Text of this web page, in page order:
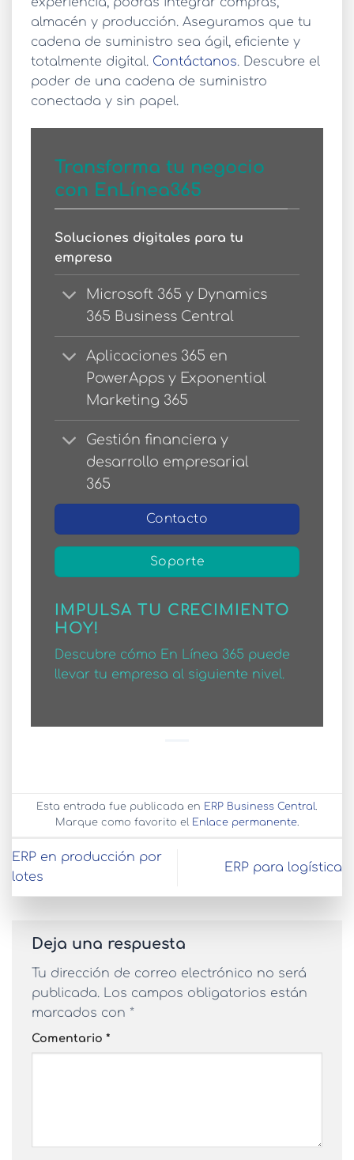
almacén y producción. Aseguramos que tu
cadena de suministro sea ágil, eficiente y
totalmente digital. Contáctanos. Descubre el
poder de una cadena de suministro
conectada y sin papel.
Transforma tu negocio
con EnLínea365
Soluciones digitales para tu
empresa
Microsoft 365 y Dynamics
365 Business Central
Aplicaciones 365 en
PowerApps y Exponential
Marketing 365
Gestión financiera y
desarrollo empresarial
365
Contacto
Soporte
IMPULSA TU CRECIMIENTO
HOY!
Descubre cómo En Línea 365 puede
llevar tu empresa al siguiente nivel.
Esta entrada fue publicada en ERP Business Central.
Marque como favorito el Enlace permanente.
ERP en producción por
lotes
ERP para logística
Deja una respuesta
Tu dirección de correo electrónico no será
publicada. Los campos obligatorios están
marcados con *
Comentario *